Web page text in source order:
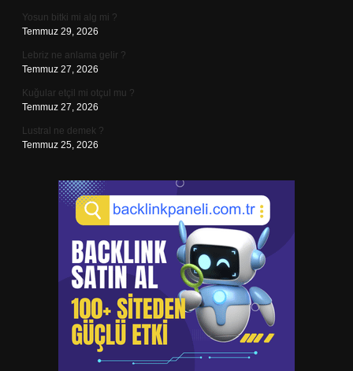
Yosun bitki mi alg mi ?
Temmuz 29, 2026
Lebriz ne anlama gelir ?
Temmuz 27, 2026
Kuğular etçil mi otçul mu ?
Temmuz 27, 2026
Lustral ne demek ?
Temmuz 25, 2026